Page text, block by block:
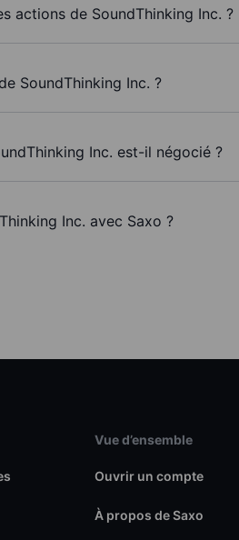
actions de SoundThinking Inc. ?
SoundThinking Inc. ?
Inc. est-il négocié ?
Inc. avec Saxo ?
Vue d’ensemble
Ouvrir un compte
À propos de Saxo